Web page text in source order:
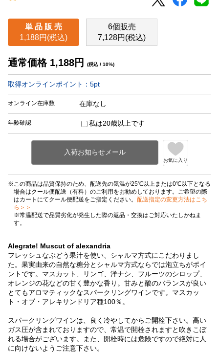
単 品 販 売
1,188円(税込)
6個販売
7,128円(税込)
通常価格 1,188円 (税込 / 10%)
取得オンラインポイント： 5pt
オンライン在庫数 在庫なし
年齢確認 私は20歳以上です
お気に入り
この商品は品質保持のため、配送先の気温が25℃以上または0℃以下となる
場合はクール便配送（有料）のご利用をお勧めしております。ご希望の際
はカートにてクール便配送をご指定ください。 配送指定の変更方法はこち
ら＞＞
※常温配送で品質劣化が発生した際の返品・交換はご対応いたしかねま
す。
Alegrate! Muscut of alexandria
フレッシュなぶどう果汁を使い、シャルマ方式にこだわりまし
た。果実由来の自然な糖分とシャルマ方式ならでは泡立ちがポイ
ントです。マスカット、リンゴ、洋ナシ、フルーツのシロップ、
オレンジの花などの甘く豊かな香り。甘みと酸のバランスが良い
とてもアロマティックなスパークリングワインです。マスカッ
ト・オブ・アレキサンドリア種100％。
スパークリングワインは、良く冷やしてからご開栓下さい。高い
ガス圧が含まれておりますので、常温で開栓されますと吹きこぼ
れる場合がございます。また、開栓時には危険ですので絶対に人
に向けないようご注意下さい。